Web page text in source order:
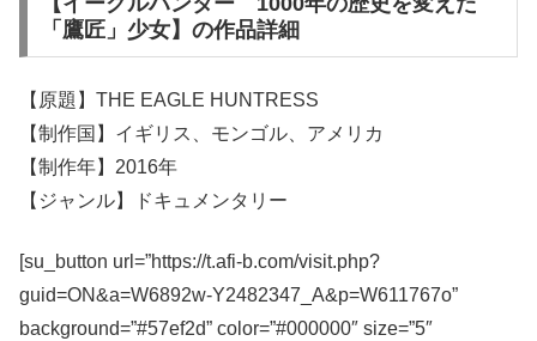
「鷹匠」少女】の作品詳細
【原題】THE EAGLE HUNTRESS
【制作国】イギリス、モンゴル、アメリカ
【制作年】2016年
【ジャンル】ドキュメンタリー
[su_button url=”https://t.afi-b.com/visit.php?
guid=ON&a=W6892w-Y2482347_A&p=W611767o”
background=”#57ef2d” color=”#000000″ size=”5″